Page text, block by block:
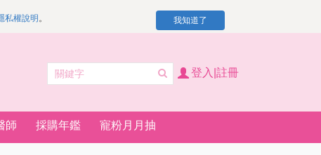
私權說明 。 我知道了
登入|註冊
師 採購年鑑 寵粉月月抽